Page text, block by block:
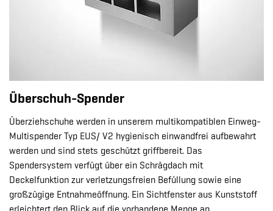
Überschuh-Spender
Überziehschuhe werden in unserem multikompatiblen Einweg-
Multispender Typ EUS/ V2 hygienisch einwandfrei aufbewahrt
werden und sind stets geschützt griffbereit. Das
Spendersystem verfügt über ein Schrägdach mit
Deckelfunktion zur verletzungsfreien Befüllung sowie eine
großzügige Entnahmeöffnung. Ein Sichtfenster aus Kunststoff